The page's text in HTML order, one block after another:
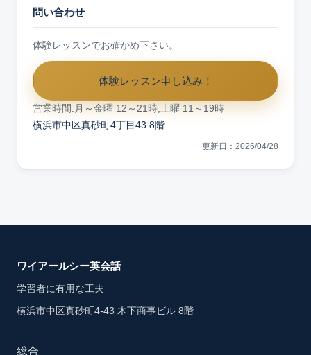
問い合わせ
体験レッスンでお確かめ下さい。
体験レッスン申し込み！
営業時間:月～金曜 12～21時,土曜 11～19時
横浜市中区真砂町4丁目43 8階
更新日：2026/04/28
ワイアールシー英会話
学習者に有用な工夫
横浜市中区真砂町4-43 木下商事ビル 8階
総合